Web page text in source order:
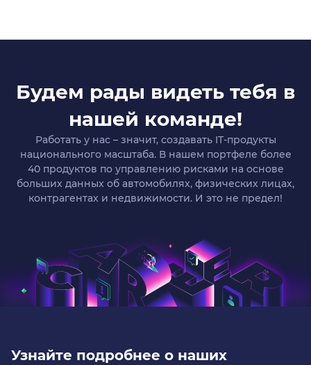
Будем рады видеть тебя в
нашей команде!
Работать у нас – значит, создавать IT-продукты
национального масштаба. В нашем портфеле более
40 продуктов по управлению рисками на основе
больших данных об автомобилях, физических лицах,
контрагентах и недвижимости. И это не предел!
Узнайте подробнее о наших